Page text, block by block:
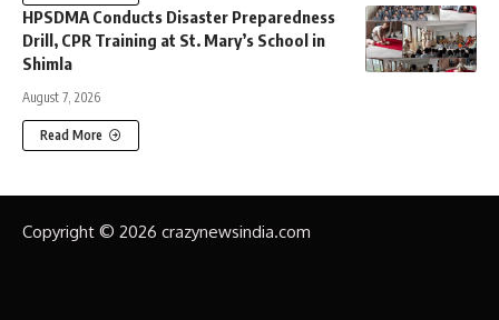
HPSDMA Conducts Disaster Preparedness
Drill, CPR Training at St. Mary’s School in
Shimla
August 7, 2026
Read More
Copyright © 2026 crazynewsindia.com